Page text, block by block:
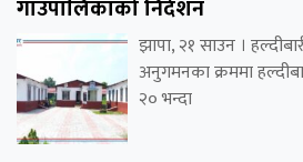
गाउँपालिकाको निर्देशन
झापा, २१ साउन ।
अनुगमनका क्रममा
२० भन्दा